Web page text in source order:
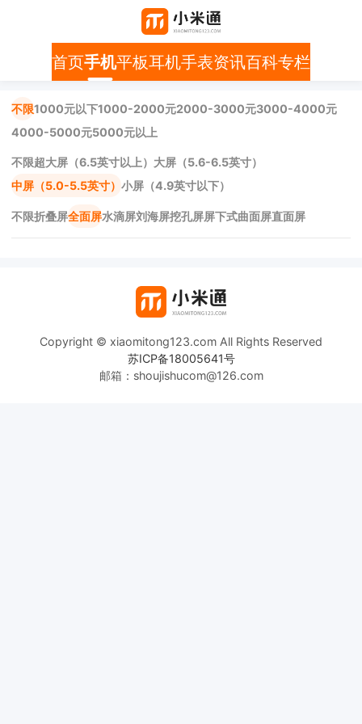
首页手机平板耳机手表资讯百科专栏
不限1000元以下1000-2000元2000-3000元3000-4000元
4000-5000元5000元以上
不限超大屏（6.5英寸以上） 大屏（5.6-6.5英寸）
中屏（5.0-5.5英寸）小屏（4.9英寸以下）
不限折叠屏全面屏水滴屏刘海屏挖孔屏屏下式曲面屏直面屏
Copyright © xiaomitong123.com All Rights Reserved
苏ICP备18005641号
邮箱：shoujishucom@126.com